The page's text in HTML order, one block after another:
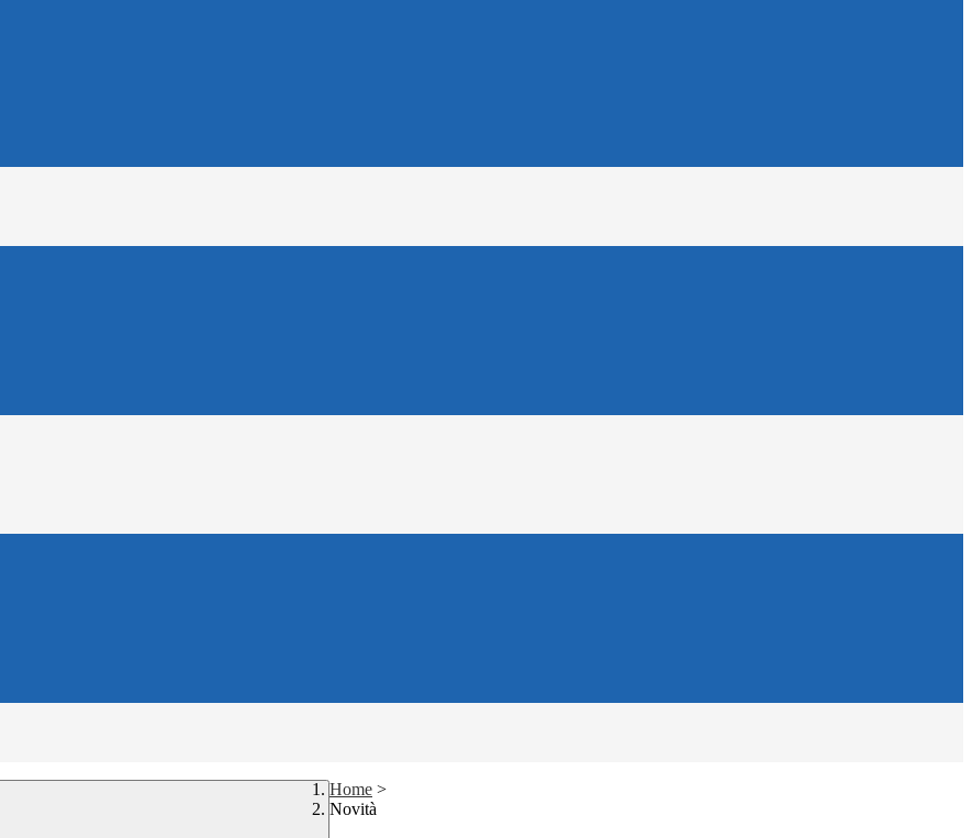
Home >
Novità